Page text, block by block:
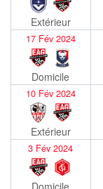
Extérieur
17 Fév 2024
Domicile
10 Fév 2024
Extérieur
3 Fév 2024
Domicile